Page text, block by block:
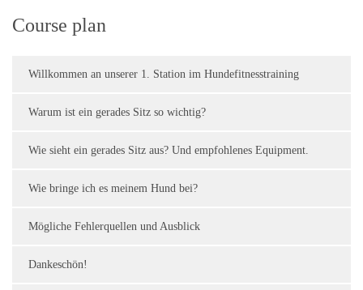
Course plan
Willkommen an unserer 1. Station im Hundefitnesstraining
Warum ist ein gerades Sitz so wichtig?
Wie sieht ein gerades Sitz aus? Und empfohlenes Equipment.
Wie bringe ich es meinem Hund bei?
Mögliche Fehlerquellen und Ausblick
Dankeschön!